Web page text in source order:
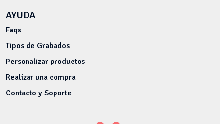
AYUDA
Faqs
Tipos de Grabados
Personalizar productos
Realizar una compra
Contacto y Soporte